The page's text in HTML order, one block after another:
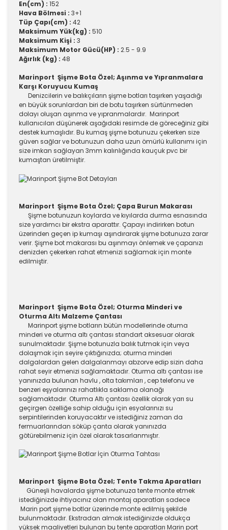
En(cm) : 152
Hava Bölmesi : 3+1
Tüp Çapı(cm) : 42
Maksimum Yük(kg) : 510
Maksimum Kişi : 3
Maksimum Motor Gücü(HP) : 2.5 - 9.9
Ağırlık (kg) : 48
Marinport Şişme Bota Özel; Aşınma ve Yıpranmalara
Karşı Koruyucu Kumaş
Denizcilerin ve balıkçıların şişme botları taşırken yaşadığı
en büyük sorunlardan biri de botu taşırken sürtünmeden
dolayı oluşan aşınma ve yıpranmalardır. Marinport
kullanıcıları düşünerek aşağıdaki resimde de göreceğiniz gibi
destek kumaşlıdır. Bu kumaş şişme botunuzu çekerken size
güven sağlar ve botunuzun daha uzun ömürlü kullanımı için
size imkan sağlayan 3mm kalınlığında kauçuk pvc bir
kumaştan üretilmiştir.
Marinport Şişme Bota Özel; Çapa Burun Makarası
Şişme botunuzun koylarda ve kıyılarda durma esnasında
size yardımcı bir ekstra aparattır. Çapayı indirirken botun
üzerinden geçen ip kumaşı aşındırarak şişme botunuza zarar
verir. Şişme bot makarası bu aşınmayı önlemek ve çapanızı
denizden çekerken rahat etmenizi sağlamak için monte
edilmiştir.
Marinport Şişme Bota Özel; Oturma Minderi ve
Oturma Altı Malzeme Çantası
Marinport şişme botların bütün modellerinde otuma
minderi ve oturma altı çantası standart aksesuar olarak
sunulmaktadır. Şişme botunuzla balık tutmak için veya
dolaşmak için seyire çıktığınızda; oturma minderi
dalgalardan gelen dalgalanmayı abzorve edip sizin daha
rahat seyir etmenizi sağlamaktadır. Oturma altı çantası ise
yanınızda bulunan havlu , olta takımları , cep telefonu ve
benzeri eşyalarınızı rahatlıkla saklama olanağı
sağlamaktadır. Oturma Altı çantası özellik olarak yarı su
geçirgen özelliğe sahip olduğu için esyalarınızı su
serpintilerinden koruyacaktır ve istediğiniz zaman da
fermuarlarından söküp çanta olarak yanınızda
götürebilmeniz için özel olarak tasarlanmıştır.
Marinport Şişme Bota Özel; Tente Takma Aparatları
Güneşli havalarda şişme botunuza tente monte etmek
istediğinizde ihtiyacınız olan montaj aparatları sadece
Marin port şişme botlar üzerinde monte edilmiş şekilde
bulunmaktadır. Ekstradan almak istediğinizde oldukça
yüksek maaliyetleri bulunan bu tente aparatları Marin port